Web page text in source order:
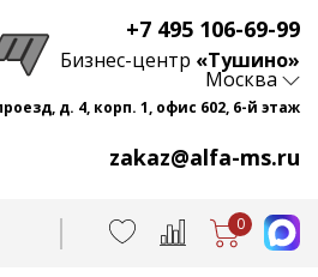
+7 495 106-69-99
zakaz@alfa-ms.ru
Бизнес-центр «Тушино»
Москва
д. 4, корп. 1, офис 602, 6-й этаж
0